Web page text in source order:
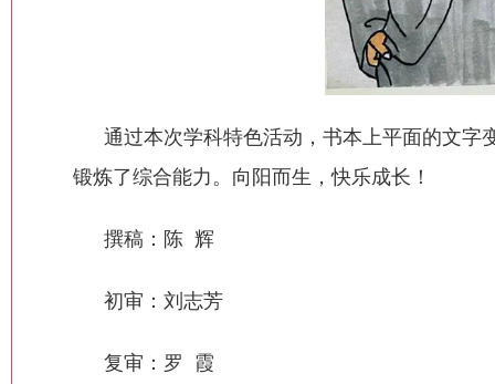
通过本次学科特色活动，书本上平面的文字
锻炼了综合能力。向阳而生，快乐成长！
撰稿：陈 辉
初审：刘志芳
复审：罗 霞